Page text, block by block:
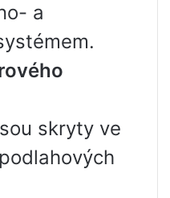
a
skryty ve